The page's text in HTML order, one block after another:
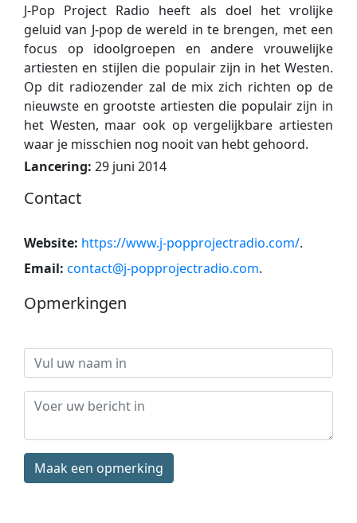
J-Pop Project Radio heeft als doel het vrolijke
geluid van J-pop de wereld in te brengen, met een
focus op idoolgroepen en andere vrouwelijke
artiesten en stijlen die populair zijn in het Westen.
Op dit radiozender zal de mix zich richten op de
nieuwste en grootste artiesten die populair zijn in
het Westen, maar ook op vergelijkbare artiesten
waar je misschien nog nooit van hebt gehoord.
Lancering: 29 juni 2014
Contact
Website: https://www.j-popprojectradio.com/.
Email: contact@j-popprojectradio.com.
Opmerkingen
Maak een opmerking